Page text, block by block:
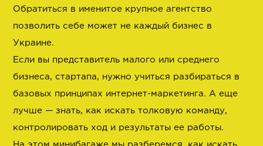
Обратиться в именитое крупное агентство
позволить себе может не каждый бизнес в
Украине.
Если вы представитель малого или среднего
бизнеса, стартапа, нужно учиться разбираться в
базовых принципах интернет-маркетинга. А еще
лучше — знать, как искать толковую команду,
контролировать ход и результаты ее работы.